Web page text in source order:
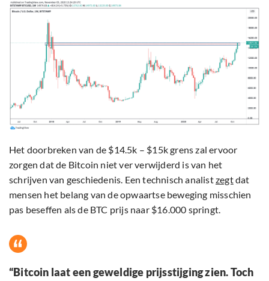
Het doorbreken van de $14.5k – $15k grens zal ervoor
zorgen dat de Bitcoin niet ver verwijderd is van het
schrijven van geschiedenis. Een technisch analistzegtdat
mensen het belang van de opwaartse beweging misschien
pas beseffen als de BTC prijs naar $16.000 springt.
“Bitcoin laat een geweldige prijsstijging zien. Toch